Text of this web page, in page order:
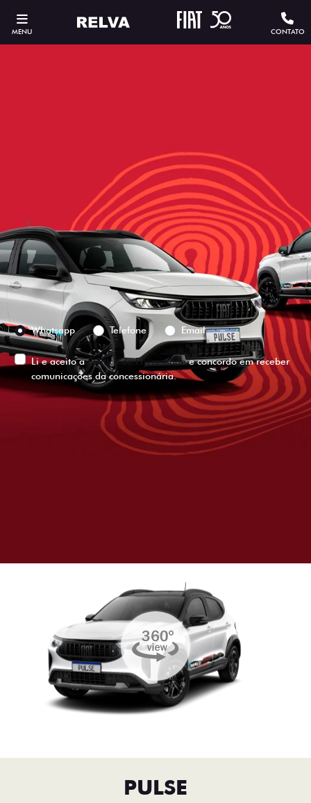
MENU CONTATO
Versão escolhida
Preferência de contato:
Whatsapp
Telefone Email
Li e aceito aPolítica de Privacidadee concordo em receber
comunicações da concessionária.
ENTRAR EM CONTATO
PULSE